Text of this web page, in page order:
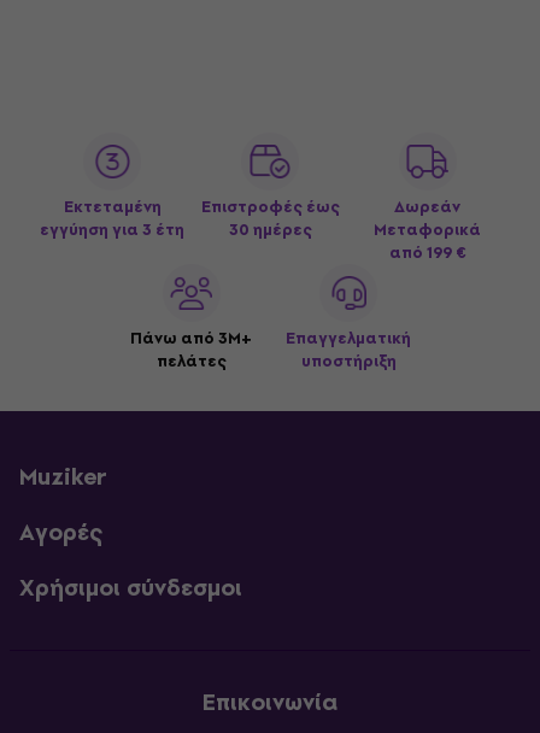
Εκτεταμένη
εγγύηση για 3 έτη
Επιστροφές έως
30 ημέρες
Δωρεάν
Μεταφορικά
από 199 €
Πάνω από 3M+
πελάτες
Επαγγελματική
υποστήριξη
Muziker
Αγορές
Χρήσιμοι σύνδεσμοι
Επικοινωνία